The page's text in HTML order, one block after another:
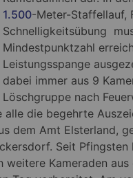
1.500-Meter-Staffellauf,
Schnelligkeitsübung
Mindestpunktzahl
Leistungsspange
dabei immer aus 9
Löschgruppe nach
die begehrte
dem Amt Elsterland,
Seit
Kameraden